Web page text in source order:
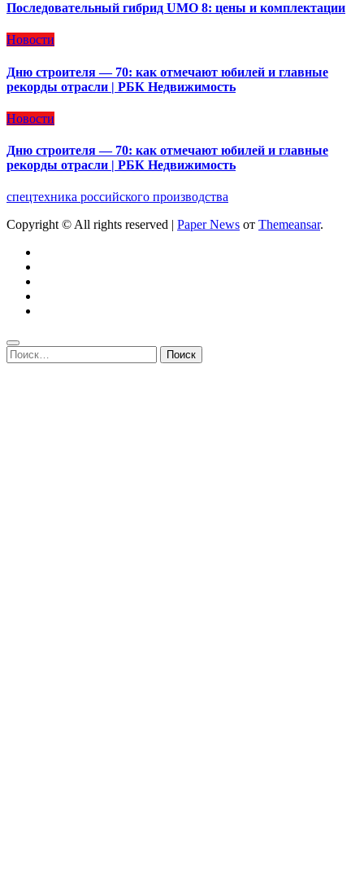
Последовательный гибрид UMO 8: цены и комплектации
Новости
Дню строителя — 70: как отмечают юбилей и главные
рекорды отрасли | РБК Недвижимость
Новости
Дню строителя — 70: как отмечают юбилей и главные
рекорды отрасли | РБК Недвижимость
спецтехника российского производства
Copyright © All rights reserved
Paper News от Themeansar.
Найти: